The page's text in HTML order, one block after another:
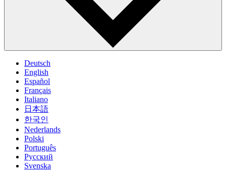
Deutsch
English
Español
Français
Italiano
日本語
한국인
Nederlands
Polski
Português
Pусский
Svenska